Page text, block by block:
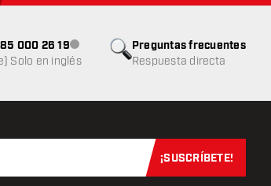
Preguntas frecuentes
Respuesta directa
000 26 19Atención al cliente no disponible
Solo en inglés
Suscríbete
¡SUSCRÍBETE!